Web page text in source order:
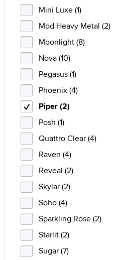
Mini Luxe (1)
Mod Heavy Metal (2)
Moonlight (8)
Nova (10)
Pegasus (1)
Phoenix (4)
Piper (2)
Posh (1)
Quattro Clear (4)
Raven (4)
Reveal (2)
Skylar (2)
Soho (4)
Sparkling Rose (2)
Starlit (2)
Sugar (7)